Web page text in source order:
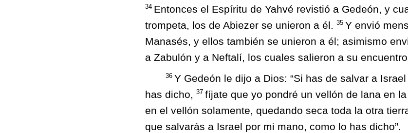
34 Entonces el Espíritu de Yahvé revistió a Gedeón, y
trompeta, los de Abiezer se unieron a él. 35 Y envió
Manasés, y ellos también se unieron a él; asimismo
a Zabulón y a Neftalí, los cuales salieron a su
36 Y Gedeón le dijo a Dios: “Si has de salvar a
has dicho, 37 fíjate que yo pondré un vellón de lana en
en el vellón solamente, quedando seca toda la otra
que salvarás a Israel por mi mano, como lo has dicho”.